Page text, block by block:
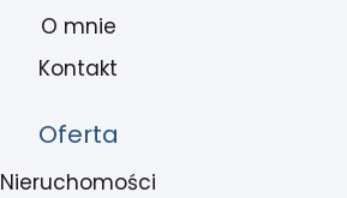
O mnie
Kontakt
Oferta
Nieruchomości